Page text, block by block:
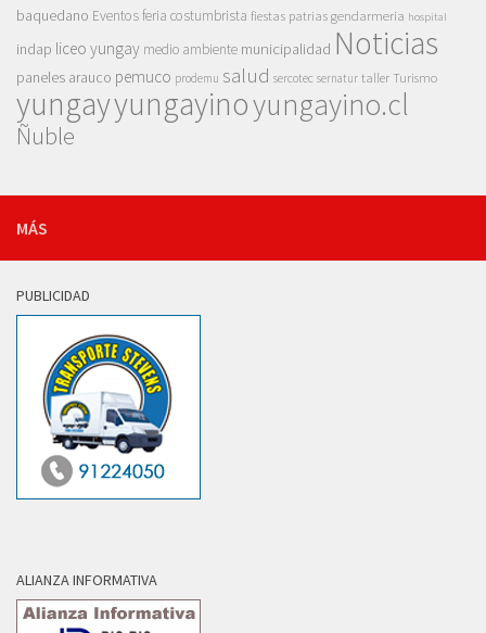
baquedano Eventosferia costumbrista fiestas patrias gendarmeria hospital
indap liceo yungay medio ambiente municipalidad Noticias
paneles arauco pemuco prodemu salud sercotec sernatur taller Turismo
yungayyungayinoyungayino.cl
Ñuble
MÁS
PUBLICIDAD
ALIANZA INFORMATIVA